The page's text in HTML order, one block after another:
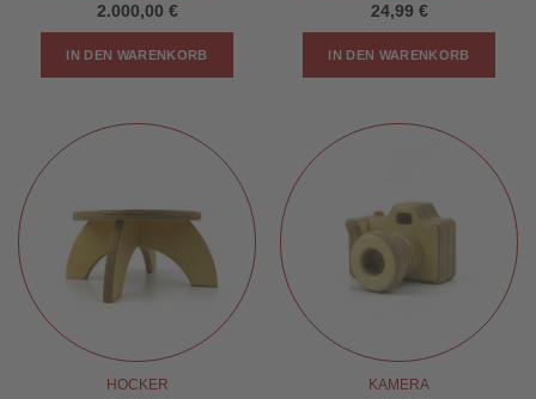
2.000,00 €
IN DEN WARENKORB
24,99 €
IN DEN WARENKORB
HOCKER KAMERA